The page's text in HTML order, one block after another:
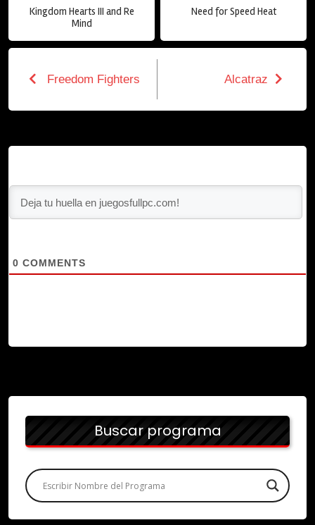
Kingdom Hearts III and Re
Mind
Need for Speed Heat
Freedom Fighters Alcatraz
0 COMMENTS
Buscar programa